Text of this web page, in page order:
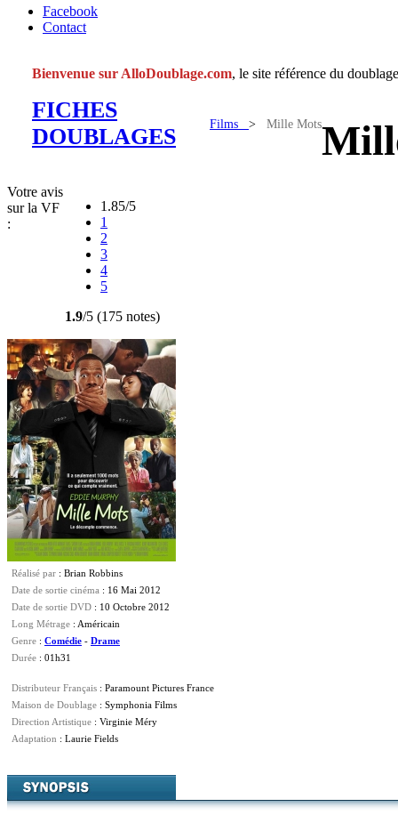
Facebook
Contact
Bienvenue sur AlloDoublage.com, le site référence du
FICHES
DOUBLAGES
Films > Mille Mots
Votre avis
sur la VF
:
1.85/5
1
2
3
4
5
1.9/5 (175 notes)
Réalisé par : Brian Robbins
Date de sortie cinéma : 16 Mai 2012
Date de sortie DVD : 10 Octobre 2012
Long Métrage : Américain
Genre : Comédie - Drame
Durée : 01h31
Distributeur Français : Paramount Pictures France
Maison de Doublage : Symphonia Films
Direction Artistique : Virginie Méry
Adaptation : Laurie Fields